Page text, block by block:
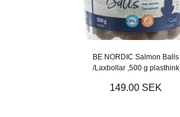
BE NORDIC Salmon Balls
/Laxbollar ,500 g plasthink
149.00 SEK